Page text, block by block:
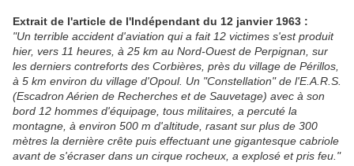
Extrait de l'article de l'Indépendant du 12 janvier 1963 :
"Un terrible accident d'aviation qui a fait 12 victimes s'est produit
hier, vers 11 heures, à 25 km au Nord-Ouest de Perpignan, sur
les derniers contreforts des Corbières, près du village de Périllos,
à 5 km environ du village d'Opoul. Un "Constellation" de l'E.A.R.S.
(Escadron Aérien de Recherches et de Sauvetage) avec à son
bord 12 hommes d'équipage, tous militaires, a percuté la
montagne, à environ 500 m d'altitude, rasant sur plus de 300
mètres la dernière crête puis effectuant une gigantesque cabriole
avant de s'écraser dans un cirque rocheux, a explosé et pris feu."